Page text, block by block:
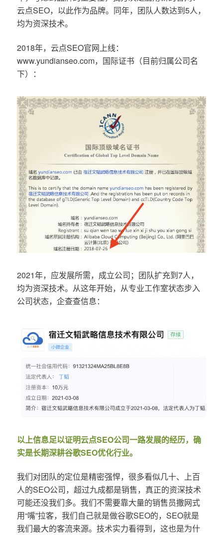
云点SEO，以此作为品牌。同年，团队人数达到5人，
均为资深技术。
2018年，云点SEO官网上线：
www.yundianseo.com，国际证书（目前归属公司名
下）：
2021年，应发展所需，成立公司；团队扩充到7人，
均为资深技术。从这年开始，从专业工作室状态步入
公司状态，企查查信息：
以上信息足以证明云点SEO公司一路发展的经历，确
实是长期深耕谷歌SEO优化行业。
我们对团队的定位是精密强悍，很多看似几十、上百
人的SEO公司，超过九成都是销售，真正的资深技术
可能还没我们多。我们不需要靠大量的销售员撒网式
用“嘴”拉客，我们自己就是做谷歌SEO的，SEO就是
我们最大的客流来源。技术实力看得到，这也是为什